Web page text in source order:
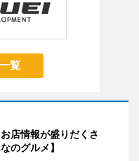
覧
店情報が盛りだくさ
のグルメ】